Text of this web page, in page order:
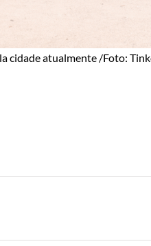
cidade atualmente /Foto: